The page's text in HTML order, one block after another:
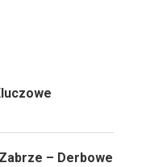
– Derbowe